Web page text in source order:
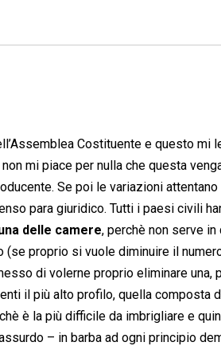
Costituente e questo
mi piace per nulla che questa
Se poi le variazioni
para giuridico. Tutti i paesi civili
delle camere, perchè non serve
(se proprio si vuole diminuire il
di volerne proprio eliminare una,
il più alto profilo, quella composta
è la più difficile da imbrigliare e
– in barba ad ogni principio